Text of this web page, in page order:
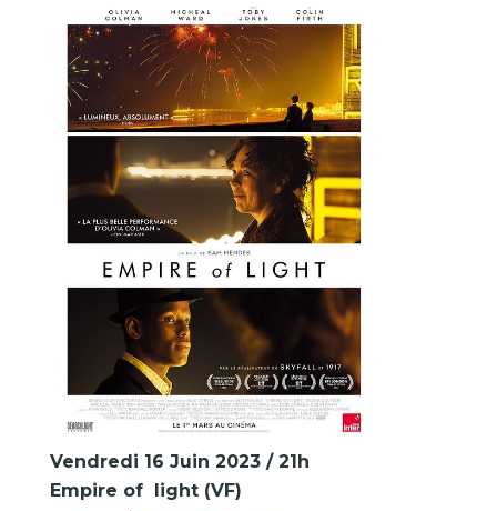
Vendredi 16 Juin 2023 / 21h
Empire of light (VF)